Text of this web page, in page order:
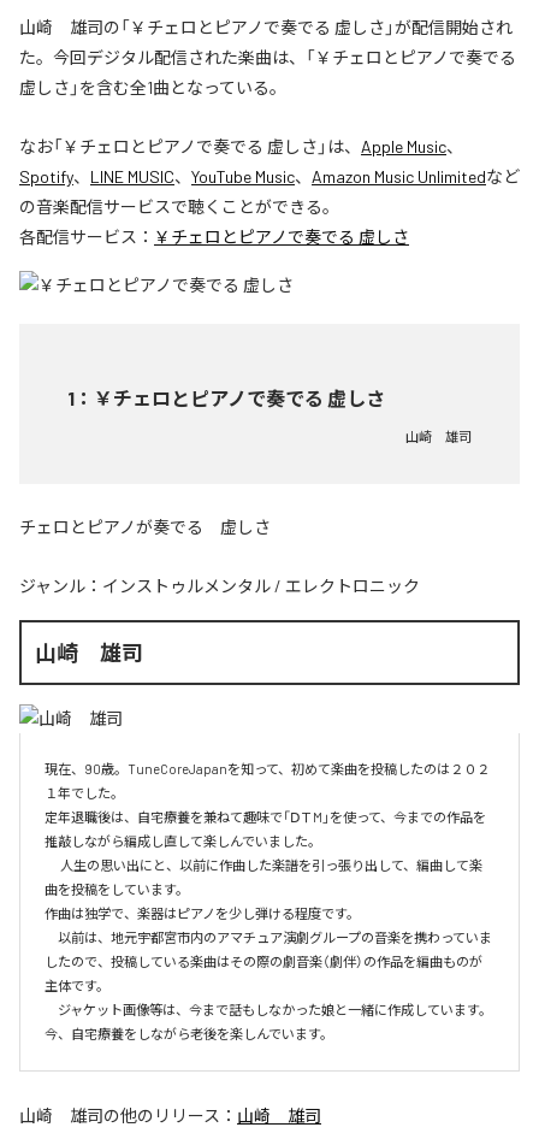
山崎 雄司の「￥チェロとピアノで奏でる 虚しさ」が配信開始され
た。今回デジタル配信された楽曲は、「￥チェロとピアノで奏でる
虚しさ」を含む全1曲となっている。
なお「￥チェロとピアノで奏でる 虚しさ 」は、 Apple Music、
Spotify、 LINE MUSIC、 YouTube Music、 Amazon Music Unlimitedなど
の音楽配信サービスで聴くことができる。
各配信サービス： ￥チェロとピアノで奏でる 虚しさ
1 ： ￥チェロとピアノで奏でる 虚しさ
山崎 雄司
チェロとピアノが奏でる 虚しさ
ジャンル： インストゥルメンタル / エレクトロニック
山崎 雄司
現在、90歳。TuneCoreJapanを知って、初めて楽曲を投稿したのは２０２
１年でした。
定年退職後は、自宅療養を兼ねて趣味で「ⅮＴM」を使って、今までの作品を
推敲しながら編成し直して楽しんでいました。
人生の思い出にと、以前に作曲した楽譜を引っ張り出して、編曲して楽
曲を投稿をしています。
作曲は独学で、楽器はピアノを少し弾ける程度です。
以前は、地元宇都宮市内のアマチュア演劇グループの音楽を携わっていま
したので、投稿している楽曲はその際の劇音楽（劇伴）の作品を編曲ものが
主体です。
ジャケット画像等は、今まで話もしなかった娘と一緒に作成しています。
今、自宅療養をしながら老後を楽しんでいます。
山崎 雄司の他のリリース： 山崎 雄司